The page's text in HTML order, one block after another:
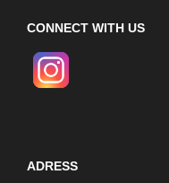
CONNECT WITH US
ADRESS